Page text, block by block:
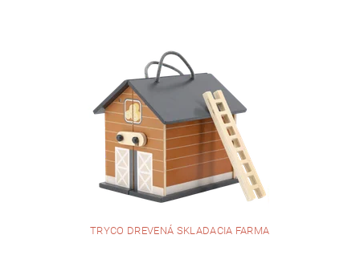
TRYCO DREVENÁ SKLADACIA FARMA